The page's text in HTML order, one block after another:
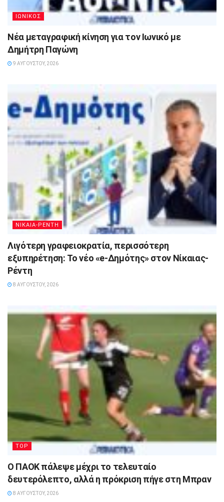
ΙΩΝΙΚΟΣ
Νέα μεταγραφική κίνηση για τον Ιωνικό με
Δημήτρη Παγώνη
9 ΑΥΓΟΎΣΤΟΥ, 2026
ΝΙΚΑΙΑ-ΡΕΝΤΗ
Λιγότερη γραφειοκρατία, περισσότερη
εξυπηρέτηση: Το νέο «e-Δημότης» στον Νίκαιας-
Ρέντη
8 ΑΥΓΟΎΣΤΟΥ, 2026
TOP
Ο ΠΑΟΚ πάλεψε μέχρι το τελευταίο
δευτερόλεπτο, αλλά η πρόκριση πήγε στη Μπραν
8 ΑΥΓΟΎΣΤΟΥ, 2026